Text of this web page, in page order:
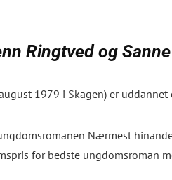
Ringtved og
1979 i Skagen) er
Nærmest
for bedste ungdomsroman